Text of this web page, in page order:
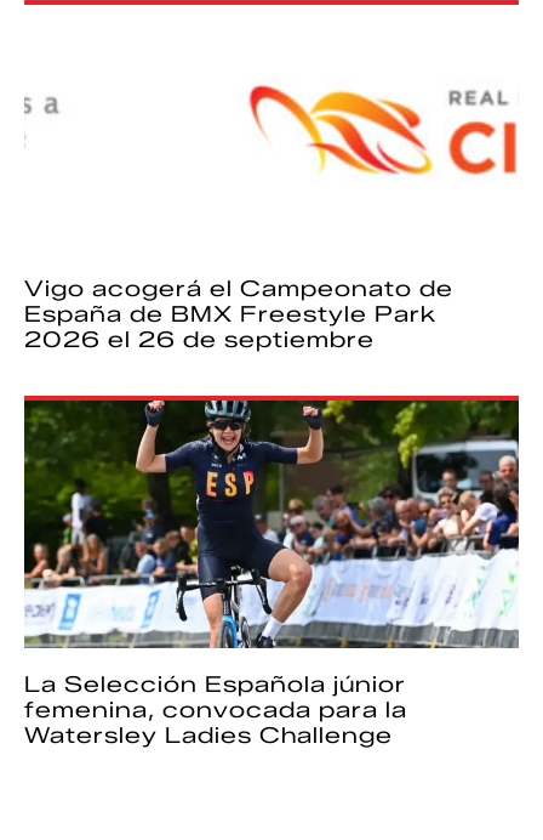
Vigo acogerá el Campeonato de
España de BMX Freestyle Park
2026 el 26 de septiembre
La Selección Española júnior
femenina, convocada para la
Watersley Ladies Challenge